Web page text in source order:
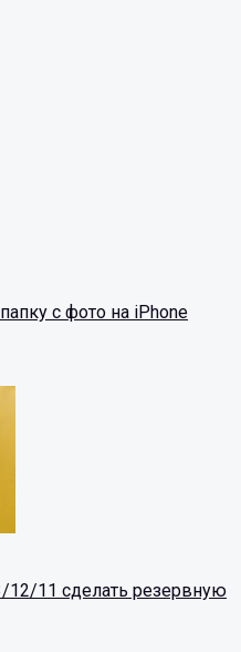
с фото на iPhone
11 сделать резервную